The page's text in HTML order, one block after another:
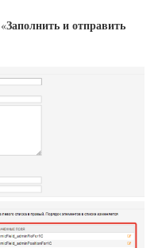
Заполнить и отправить